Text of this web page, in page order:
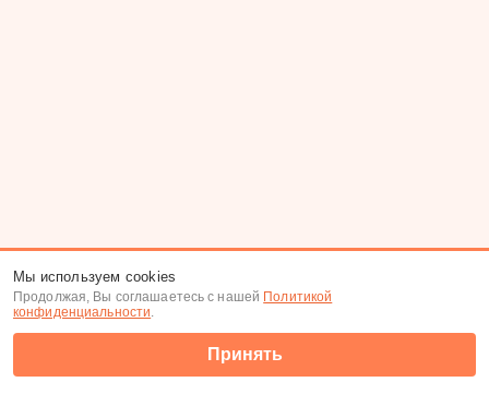
Мы используем cookies
Продолжая, Вы соглашаетесь с нашей Политикой
конфиденциальности.
Принять